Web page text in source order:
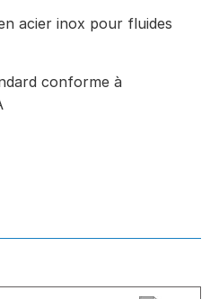
acier inox pour fluides
conforme à